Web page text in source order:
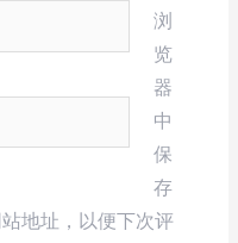
浏
览
器
中
保
存
地址，以便下次评